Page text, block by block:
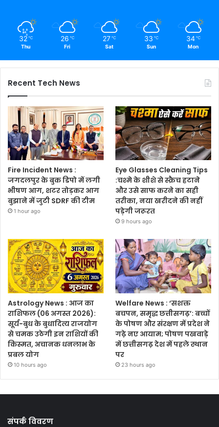
32 ℃
Thu
26 ℃
Fri
27 ℃
Sat
33 ℃
Sun
34 ℃
Mon
Recent Tech News
Fire Incident News :
जगदलपुर के बुक डिपो में लगी
भीषण आग, शटर तोड़कर आग
बुझाने में जुटी SDRF की टीम
1 hour ago
Eye Glasses Cleaning Tips
:चश्मे के शीशे से स्क्रैच हटाने
और उसे साफ करने का सही
तरीका, नया खरीदने की नहीं
पड़ेगी जरूरत
9 hours ago
Astrology News : आज का
राशिफल (06 अगस्त 2026):
सूर्य-बुध के बुधादित्य राजयोग
से चमक उठेगी इन राशियों की
किस्मत, अचानक धनलाभ के
प्रबल योग
10 hours ago
Welfare News : ‘सशक्त
बचपन, समृद्ध छत्तीसगढ़’: बच्चों
के पोषण और संरक्षण में प्रदेश ने
गढ़े नए आयाम; पोषण पखवाड़े
में छत्तीसगढ़ देश में पहले स्थान
पर
23 hours ago
संपर्क विवरण